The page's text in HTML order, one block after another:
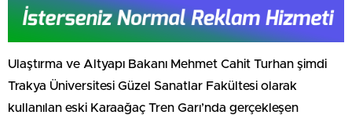
Ulaştırma ve Altyapı Bakanı Mehmet Cahit Turhan şimdi
Trakya Üniversitesi Güzel Sanatlar Fakültesi olarak
kullanılan eski Karaağaç Tren Garı’nda gerçekleşen